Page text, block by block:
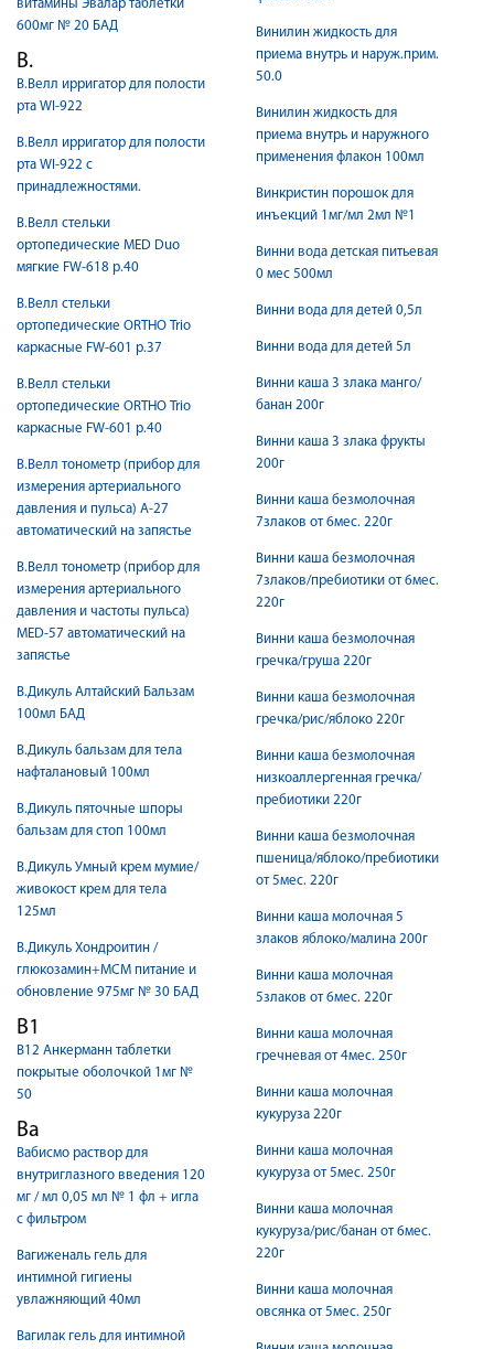
витамины Эвалар таблетки
600мг № 20 БАД
В.
В.Велл ирригатор для полости
рта WI-922
В.Велл ирригатор для полости
рта WI-922 с
принадлежностями.
В.Велл стельки
ортопедические MED Duo
мягкие FW-618 р.40
В.Велл стельки
ортопедические ORTHO Trio
каркасные FW-601 р.37
В.Велл стельки
ортопедические ORTHO Trio
каркасные FW-601 р.40
В.Велл тонометр (прибор для
измерения артериального
давления и пульса) A-27
автоматический на запястье
В.Велл тонометр (прибор для
измерения артериального
давления и частоты пульса)
MED-57 автоматический на
запястье
В.Дикуль Алтайский Бальзам
100мл БАД
В.Дикуль бальзам для тела
нафталановый 100мл
В.Дикуль пяточные шпоры
бальзам для стоп 100мл
В.Дикуль Умный крем мумие/
живокост крем для тела
125мл
В.Дикуль Хондроитин /
глюкозамин+МСМ питание и
обновление 975мг № 30 БАД
В1
В12 Анкерманн таблетки
покрытые оболочкой 1мг №
50
Ва
Вабисмо раствор для
внутриглазного введения 120
мг / мл 0,05 мл № 1 фл + игла
с фильтром
Вагиженаль гель для
интимной гигиены
увлажняющий 40мл
Вагилак гель для интимной
Винилин жидкость для
приема внутрь и наруж.прим.
50.0
Винилин жидкость для
приема внутрь и наружного
применения флакон 100мл
Винкристин порошок для
инъекций 1мг/мл 2мл №1
Винни вода детская питьевая
0 мес 500мл
Винни вода для детей 0,5л
Винни вода для детей 5л
Винни каша 3 злака манго/
банан 200г
Винни каша 3 злака фрукты
200г
Винни каша безмолочная
7злаков от 6мес. 220г
Винни каша безмолочная
7злаков/пребиотики от 6мес.
220г
Винни каша безмолочная
гречка/груша 220г
Винни каша безмолочная
гречка/рис/яблоко 220г
Винни каша безмолочная
низкоаллергенная гречка/
пребиотики 220г
Винни каша безмолочная
пшеница/яблоко/пребиотики
от 5мес. 220г
Винни каша молочная 5
злаков яблоко/малина 200г
Винни каша молочная
5злаков от 6мес. 220г
Винни каша молочная
гречневая от 4мес. 250г
Винни каша молочная
кукуруза 220г
Винни каша молочная
кукуруза от 5мес. 250г
Винни каша молочная
кукуруза/рис/банан от 6мес.
220г
Винни каша молочная
овсянка от 5мес. 250г